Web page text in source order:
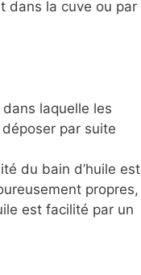
dans la cuve ou par
laquelle les
par suite
du bain d’huile est
propres,
est facilité par un